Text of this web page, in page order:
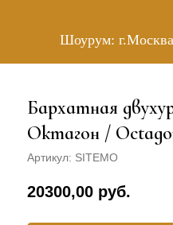
Шоурум:
Бархатная
Октагон /
Артикул: SITEMO
20300,00 руб.